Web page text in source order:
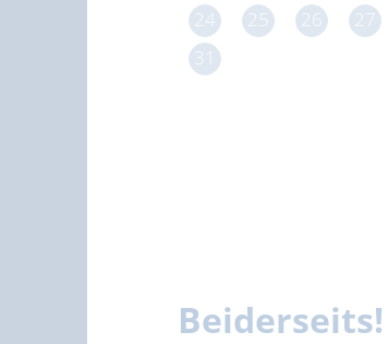
24 25 26 27
31